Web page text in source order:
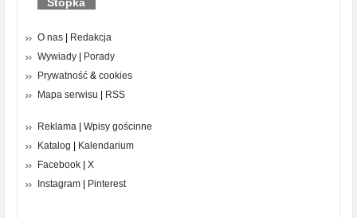
O nas
Redakcja
Wywiady
Porady
Prywatność & cookies
Mapa serwisu
RSS
Reklama
Wpisy gościnne
Katalog
Kalendarium
Facebook
X
Instagram
Pinterest